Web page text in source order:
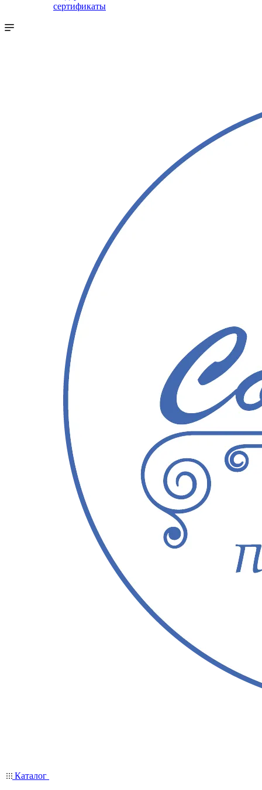
сертификаты
Каталог